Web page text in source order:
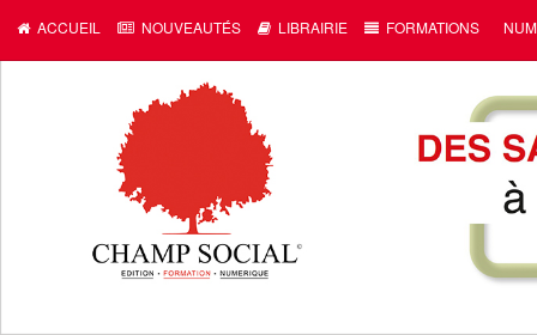
ACCUEIL NOUVEAUTÉS LIBRAIRIE FORMATIONS